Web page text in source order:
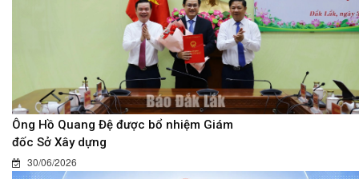
Ông Hồ Quang Đệ được bổ nhiệm Giám
đốc Sở Xây dựng
30/06/2026